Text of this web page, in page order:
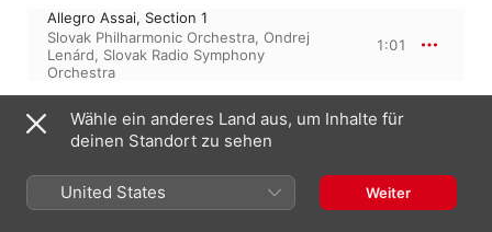
Allegro Assai, Section 1
Slovak Philharmonic Orchestra, Ondrej
Lenárd, Slovak Radio Symphony
Orchestra
1:01
HAVERGAL BRIAN
Symphony No. 1 in d-Moll, “The Gothic”
Slovak Philharmonic Orchestra,Slovak
Radio Symphony Orchestra
Ondrej
4:27
Wähle ein anderes Land aus, um Inhalte für
deinen Standort zu sehen
United States Weiter